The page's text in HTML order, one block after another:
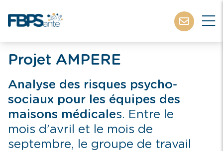
Projet AMPERE
Analyse des risques psycho-
sociaux pour les équipes des
maisons médicales. Entre le
mois d’avril et le mois de
septembre, le groupe de travail